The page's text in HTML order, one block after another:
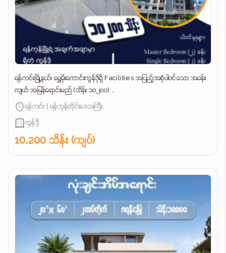
ရန်ကင်းမြို့နယ်၊ ရွှေမိုးကောင်းကွန်ဒိုရှိ Facilities အပြည့်အစုံပါဝင်သော အခန်း
ကျယ် အမြန်ရောင်းမည် (သိန်း ၁၀၂၀၀)...
ရန်ကင်း | ရန်ကုန်တိုင်းဒေသကြီး
ကွန်ဒို
10,200 သိန်း (ကျပ်)